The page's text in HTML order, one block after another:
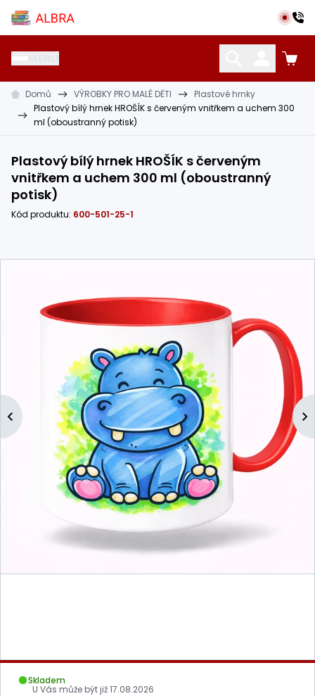
Přeskočit na hlavní obsah
Albra s.r.o.
KATALOG UČEBNIC CIZÍ JAZYKY OSTATNÍ POMŮCKY
Domů VÝROBKY PRO MALÉ DĚTI
Plastové hrnky
Plastový bílý hrnek HROŠÍK s červeným vnitřkem a uchem 300
ml (oboustranný potisk)
Plastový bílý hrnek HROŠÍK s červeným
vnitřkem a uchem 300 ml (oboustranný
potisk)
Kód produktu: 600-501-25-1
Skladem
U Vás může být již17.08.2026